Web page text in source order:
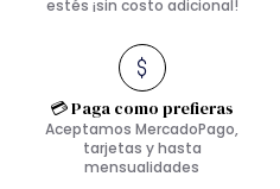
estés ¡sin costo adicional!
💳 Paga como prefieras
Aceptamos MercadoPago,
tarjetas y hasta
mensualidades